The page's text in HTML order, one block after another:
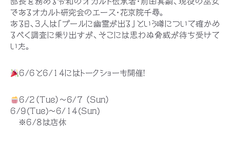
であるオカルト研究会のエース・花京院千尋。
ある日、3人は「プールに幽霊が出る」という噂について確かめ
るべく調査に乗り出すが、そこには思わぬ脅威が待ち受けて
いた。
6/6と6/14にはトークショーも開催！
6/2（Tue）〜6/7 （Sun）
6/9(Tue)〜6/14(Sun)
※6/8は店休